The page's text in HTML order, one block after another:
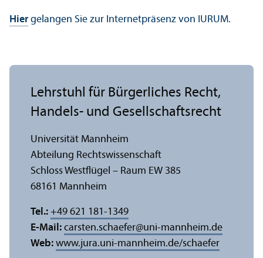
Hiergelangen Sie zur Internetpräsenz von IURUM.
Lehr­stuhl für Bürgerliches Recht,
Handels- und Gesellschafts­recht
Universität Mannheim
Abteilung Rechts­wissenschaft
Schloss Westflügel – Raum EW 385
68161 Mannheim
Tel.: +49 621 181-1349
E-Mail: carsten.schaefer@uni-mannheim.de
Web: www.jura.uni-mannheim.de/schaefer